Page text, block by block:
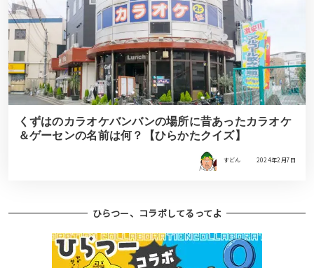
くずはのカラオケバンバンの場所に昔あったカラオケ
＆ゲーセンの名前は何？【ひらかたクイズ】
すどん 2024年2月7日
ひらつー、コラボしてるってよ